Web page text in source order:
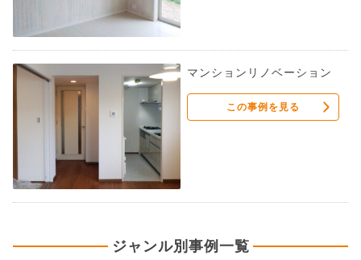
マンションリノベーション
この事例を見る
ジャンル別事例一覧